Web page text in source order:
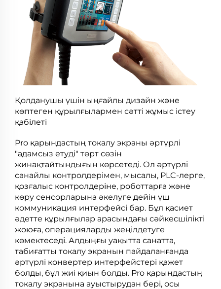
Қолданушы үшін ыңғайлы дизайн және
көптеген құрылғылармен сәтті жұмыс істеу
қабілеті
Pro қарындастың токалу экраны әртүрлі
"адамсыз етуді" төрт сөзін
жинақтайтындығын көрсетеді. Ол әртүрлі
санайлы контролдерімен, мысалы, PLC-лерге,
қозғалыс контролдеріне, роботтарға және
көру сенсорларына әкелуге дейін үш
коммуникация интерфейсі бар. Бұл қасиет
әдетте құрылғылар арасындағы сәйкесшілікті
жоюға, операцияларды жеңілдетуге
көмектеседі. Алдыңғы уақытта санатта,
табиғатты токалу экранын пайдаланғанда
әртүрлі конвертер интерфейстері қажет
болды, бұл жиі қиын болды. Pro қарындастың
токалу экранына ауыстырудан бері, осы